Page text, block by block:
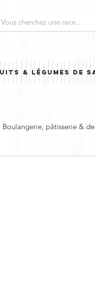
& LÉGUMES DE
Boulangerie, pâtisserie &